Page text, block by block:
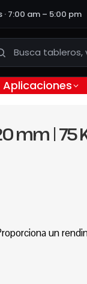
· 7:00 am – 5:00 pm
Aplicaciones
| 75
un